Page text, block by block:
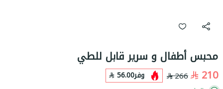
محبس أطفال و سرير قابل للطي
210
266 وفر56.00